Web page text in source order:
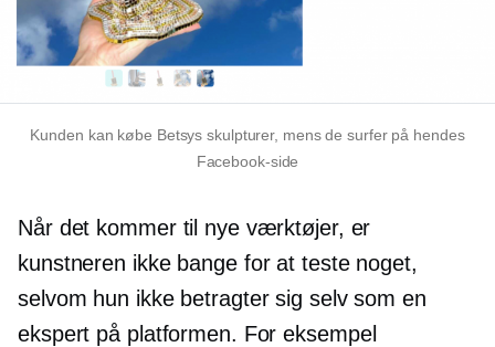
Kunden kan købe Betsys skulpturer, mens de surfer på hendes
Facebook-side
Når det kommer til nye værktøjer, er
kunstneren ikke bange for at teste noget,
selvom hun ikke betragter sig selv som en
ekspert på platformen. For eksempel